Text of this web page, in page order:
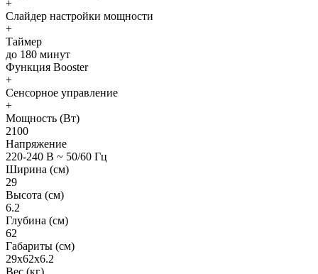
+
Слайдер настройки мощности
+
Таймер
до 180 минут
Функция Booster
+
Сенсорное управление
+
Мощность (Вт)
2100
Напряжение
220-240 В ~ 50/60 Гц
Ширина (см)
29
Высота (см)
6.2
Глубина (см)
62
Габариты (см)
29х62х6.2
Вес (кг)